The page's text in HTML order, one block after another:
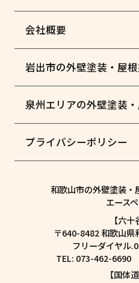
会社概要
岩出市の外壁塗装・屋
泉州エリアの外壁塗装
プライバシーポリシー
和歌山市の外壁塗装
エース
【六十
〒640-8482 和歌山
フリーダイヤル
TEL: 073-462-6690
【国体